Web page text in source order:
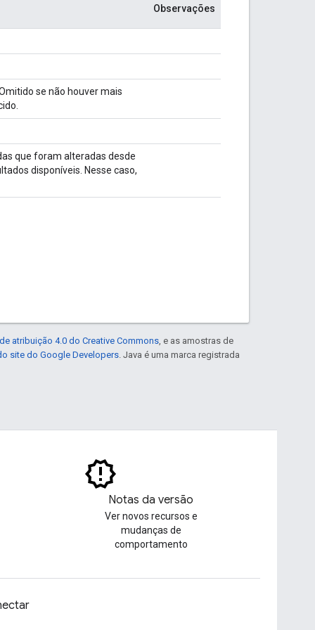
Observações
se não houver mais
que foram alteradas desde
disponíveis. Nesse caso,
atribuição 4.0 do Creative Commons , e as amostras de
site do Google Developers . Java é uma marca registrada
Notas da versão
Ver novos recursos e
mudanças de
comportamento